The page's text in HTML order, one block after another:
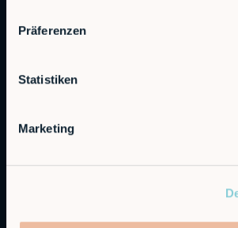
Präferenzen
Statistiken
Marketing
Alfie
Integrated Solutions
Applications